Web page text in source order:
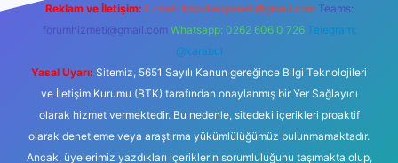
Reklam ve İletişim: E-mail: backlinkpaneli@gmail.com Teams:
forumhizmeti@gmail.com Whatsapp: 0262 606 0 726 Telegram:
@karabul
Yasal Uyarı: Sitemiz, 5651 Sayılı Kanun gereğince Bilgi Teknolojileri
ve İletişim Kurumu (BTK) tarafından onaylanmış bir Yer Sağlayıcı
olarak hizmet vermektedir. Bu nedenle, sitedeki içerikleri proaktif
olarak denetleme veya araştırma yükümlülüğümüz bulunmamaktadır.
Ancak, üyelerimiz yazdıkları içeriklerin sorumluluğunu taşımakta olup,